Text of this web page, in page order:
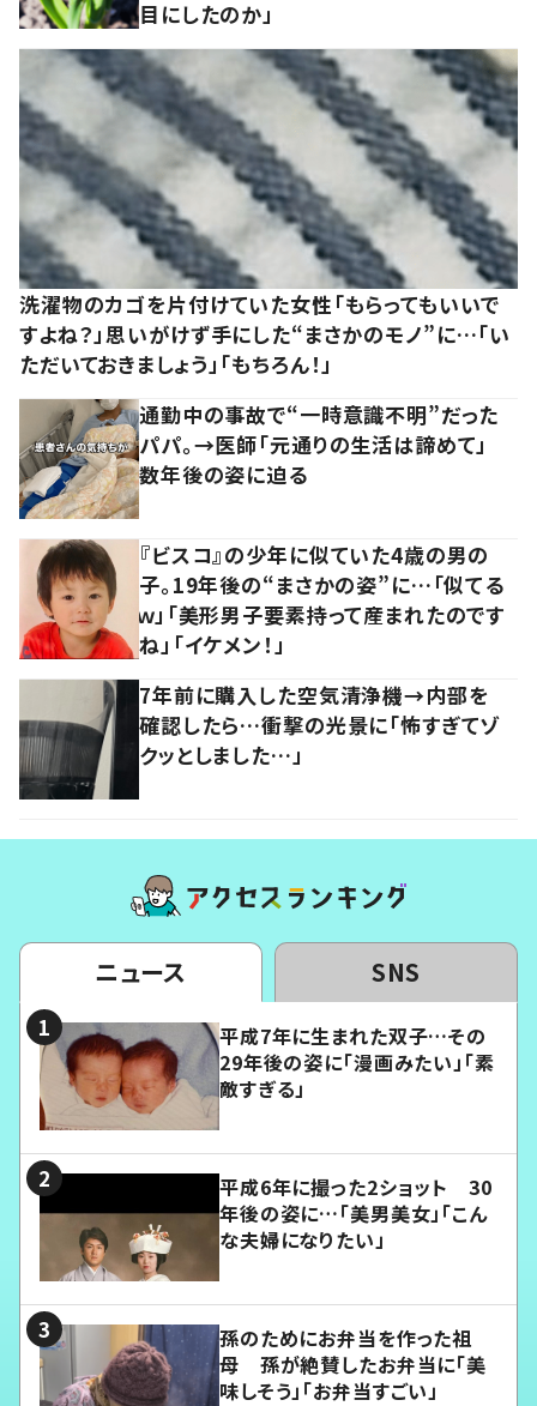
目にしたのか」
洗濯物のカゴを片付けていた女性「もらってもいいで
すよね？」思いがけず手にした“まさかのモノ”に…「い
ただいておきましょう」「もちろん！」
通勤中の事故で“一時意識不明”だった
パパ。→医師「元通りの生活は諦めて」
数年後の姿に迫る
『ビスコ』の少年に似ていた4歳の男の
子。19年後の“まさかの姿”に…「似てる
ｗ」「美形男子要素持って産まれたのです
ね」「イケメン！」
7年前に購入した空気清浄機→内部を
確認したら…衝撃の光景に「怖すぎてゾ
クッとしました…」
ニュース SNS
平成7年に生まれた双子…その
29年後の姿に「漫画みたい」「素
敵すぎる」
平成6年に撮った2ショット 30
年後の姿に…「美男美女」「こん
な夫婦になりたい」
孫のためにお弁当を作った祖
母 孫が絶賛したお弁当に「美
味しそう」「お弁当すごい」